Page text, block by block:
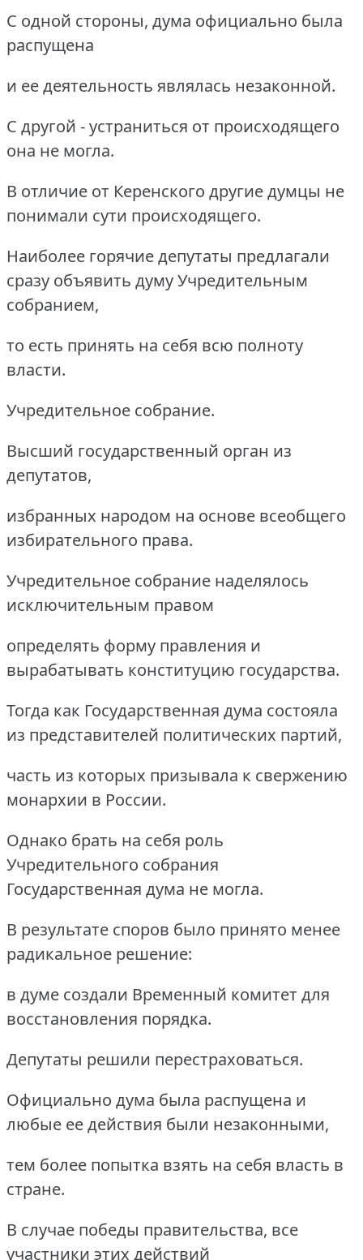
С одной стороны, дума официально была
распущена
и ее деятельность являлась незаконной.
С другой - устраниться от происходящего
она не могла.
В отличие от Керенского другие думцы не
понимали сути происходящего.
Наиболее горячие депутаты предлагали
сразу объявить думу Учредительным
собранием,
то есть принять на себя всю полноту
власти.
Учредительное собрание.
Высший государственный орган из
депутатов,
избранных народом на основе всеобщего
избирательного права.
Учредительное собрание наделялось
исключительным правом
определять форму правления и
вырабатывать конституцию государства.
Тогда как Государственная дума состояла
из представителей политических партий,
часть из которых призывала к свержению
монархии в России.
Однако брать на себя роль
Учредительного собрания
Государственная дума не могла.
В результате споров было принято менее
радикальное решение:
в думе создали Временный комитет для
восстановления порядка.
Депутаты решили перестраховаться.
Официально дума была распущена и
любые ее действия были незаконными,
тем более попытка взять на себя власть в
стране.
В случае победы правительства, все
участники этих действий